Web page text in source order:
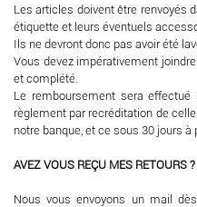
Les articles doivent être renvoyés
étiquette et leurs éventuels
Ils ne devront donc pas avoir été
Vous devez impérativement
et complété.
Le remboursement sera
règlement par recréditation de
notre banque, et ce sous 30 jours
AVEZ VOUS REÇU MES RETOURS ?
Nous vous envoyons un mail